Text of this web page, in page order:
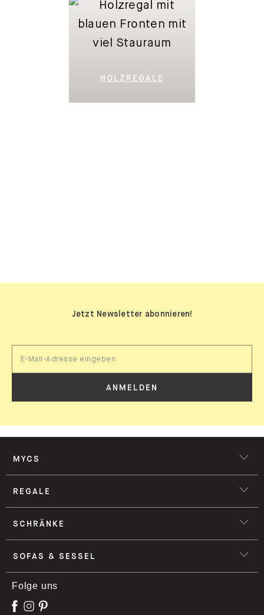
HOLZREGALE
Jetzt Newsletter abonnieren!
ANMELDEN
MYCS
REGALE
SCHRÄNKE
SOFAS & SESSEL
Folge uns